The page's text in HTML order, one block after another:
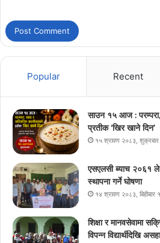
Popular Recent
साउन १५ आज : परम्परा,
प्रतीक ‘खिर खाने दिन’
१५ श्रावण २०८३,
एसएलसी ब्याच २०६१ ले
स्थापना गर्ने घोषणा
१४ श्रावण २०८३, बिहीबार
शिक्षा र मानवसेवामा
विपन्न विद्यार्थीदेखि